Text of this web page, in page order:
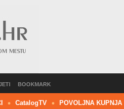
BOOKMARK
CatalogTV POVOLJNA KUPNJA